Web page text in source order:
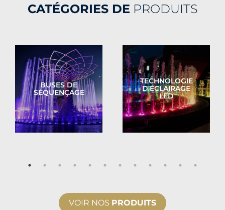
CATÉGORIES DE PRODUITS
BUSES DE
SÉQUENÇAGE
TECHNOLOGIE
D'ÉCLAIRAGE
LED
VOIR NOS PRODUITS